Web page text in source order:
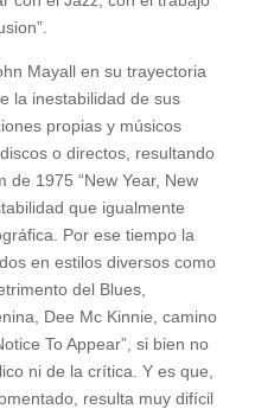
Mayall en su trayectoria
la inestabilidad de sus
propias y músicos
o directos, resultando
de 1975 “New Year, New
que igualmente
Por ese tiempo la
en estilos diversos como
del Blues,
Dee Mc Kinnie, camino
To Appear”, si bien no
ni de la crítica. Y es que,
resulta muy difícil